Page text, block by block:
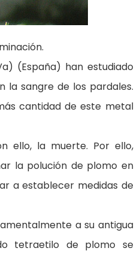
(España) han estudiado
la sangre de los pardales.
cantidad de este metal
ello, la muerte. Por ello,
la polución de plomo en
a establecer medidas de
a su antigua
tetraetilo de plomo se